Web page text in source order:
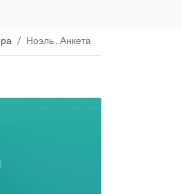
Ноэль . Анкета